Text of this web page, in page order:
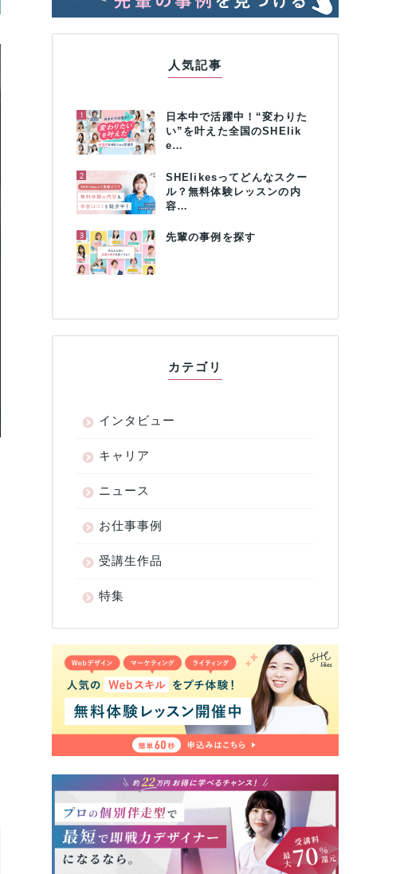
人気記事
1
日本中で活躍中！“変わりた
い”を叶えた全国のSHElik
e…
2
SHElikesってどんなスクー
ル？無料体験レッスンの内
容…
3 先輩の事例を探す
カテゴリ
インタビュー
キャリア
ニュース
お仕事事例
受講生作品
特集